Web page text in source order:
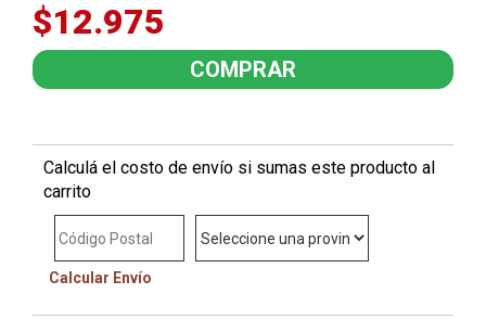
$12.975
Calculá el costo de envío si sumas este producto al
carrito
Calcular Envío